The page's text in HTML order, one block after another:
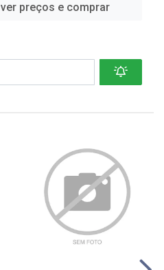
preços e comprar